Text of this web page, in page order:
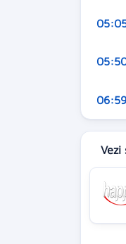
06:59
Vezi